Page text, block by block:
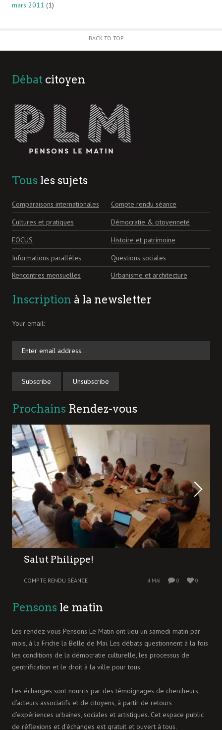
mars 2011 (1)
BACK TO TOP
Débat citoyen
Tous les sujets
Comparaisons internationales
Compte rendu séance
Cultures et pratiques
Démocratie & citoyenneté
FOCUS
Histoire et patrimoine
Informations parallèles
Questions sociales
Rencontres mensuelles
Urbanisme et architecture
Inscription à la newsletter
Your email:
Prochains Rendez-vous
Salut Philippe!
COMPTE RENDU SÉANCE 4 MAI 0 0
Pensons le matin
Les rendez-vous Pensons Le Matin ont lieu un samedi matin par
mois, à la Friche la Belle de Mai. Les débats questionnent à la fois
les conditions de la démocratie culturelle, les processus de
gentrification et le droit à la ville pour tous.
Les échanges sont nourris par des témoignages de chercheurs,
d’acteurs associatifs et de citoyens, à partir de retours
d’expériences urbaines, sociales et artistiques. Cet espace public
de réflexions et d’échanges est gratuit et ouvert à tous.